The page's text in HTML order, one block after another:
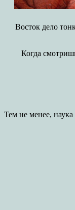
Восток дело
Когда
Тем не менее,